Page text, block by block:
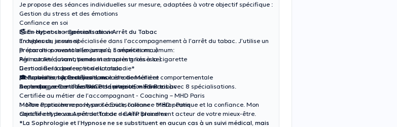
Je propose des séances individuelles sur mesure, adaptées à votre objectif spécifique :
Gestion du stress et des émotions
Confiance en soi
Burn-out et changements de vie
Troubles du sommeil
Préparation mentale (examens, compétitions...)
Périnatalité (avant, pendant et après grossesse)
Gestion de la douleur et de la maladie*
Acouphènes, hyperacousie, maladie de Ménière
Accompagnement des seniors (retraite, mémoire…)
🚭 En Hypnose – Spécialisation Arrêt du Tabac
En hypnose, je suis spécialisée dans l’accompagnement à l’arrêt du tabac. J’utilise un
protocole pouvant aller jusqu’à 5 séances maximum:
Agir sur les automatismes inconscients liés à la cigarette
De modifier la perception du tabac
De travailler sur la dépendance émotionnelle et comportementale
De renforcer la motivation et la projection sans tabac
🎓 Formation & Certifications
Sophrologue Certifiée RNCP de niveau 5 – IFS Paris avec 8 spécialisations.
Certifiée au métier de l’accompagnant - Coaching – MHD Paris
Maître Praticienne en Hypnose Ericksonienne – MHD - Paris
Certifiée Hypnose Arrêt du Tabac – CATP Bruxelles
✨ Mon approche repose sur l’écoute, l’alliance thérapeutique et la confiance. Mon
objectif est de vous permettre de devenir pleinement acteur de votre mieux-être.
*La Sophrologie et l’Hypnose ne se substituent en aucun cas à un suivi médical, mais